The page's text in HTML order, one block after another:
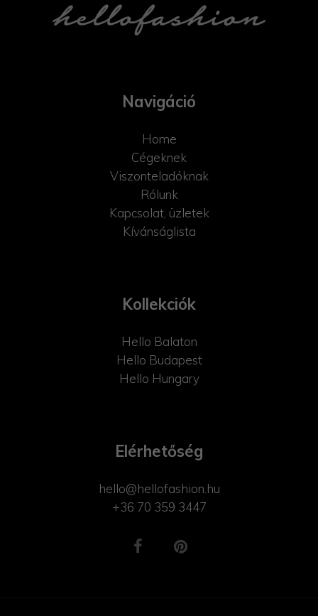
Navigáció
Home
Cégeknek
Viszonteladóknak
Rólunk
Kapcsolat, üzletek
Kívánságlista
Kollekciók
Hello Balaton
Hello Budapest
Hello Hungary
Elérhetőség
hello@hellofashion.hu
+36 70 359 3447